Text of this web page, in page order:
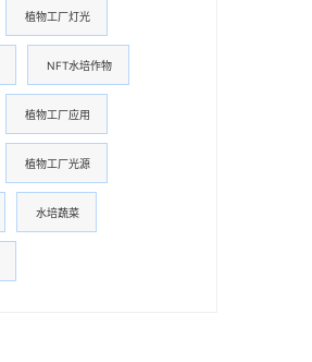
植物工厂灯光
NFT水培作物
植物工厂应用
植物工厂光源
水培蔬菜